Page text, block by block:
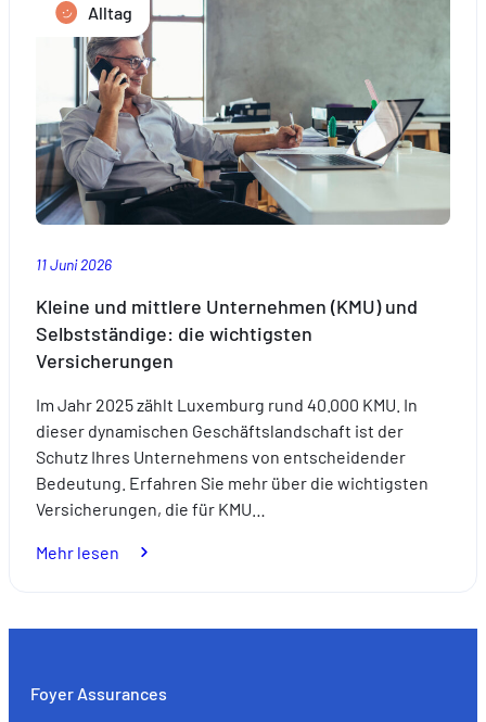
den
Kindern
diesen
Sommer
Alltag
11 Juni 2026
Kleine und mittlere Unternehmen (KMU) und
Selbstständige: die wichtigsten
Versicherungen
Im Jahr 2025 zählt Luxemburg rund 40.000 KMU. In
dieser dynamischen Geschäftslandschaft ist der
Schutz Ihres Unternehmens von entscheidender
Bedeutung. Erfahren Sie mehr über die wichtigsten
Versicherungen, die für KMU…
Mehr lesen
mittlere
Foyer Assurances